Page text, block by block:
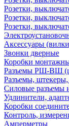
Розетки,
Розетки,
Розетки,
Аксессуары
Звонки дверные
Коробки
Разъемы РШ-ВШ
Разъемы, штекеры,
Силовые разъемы
Удлинители,
Коробки
Контроль,
Амперметры